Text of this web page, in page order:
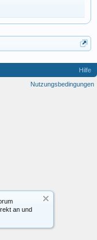
an und
Hilfe
Nutzungsbedingungen